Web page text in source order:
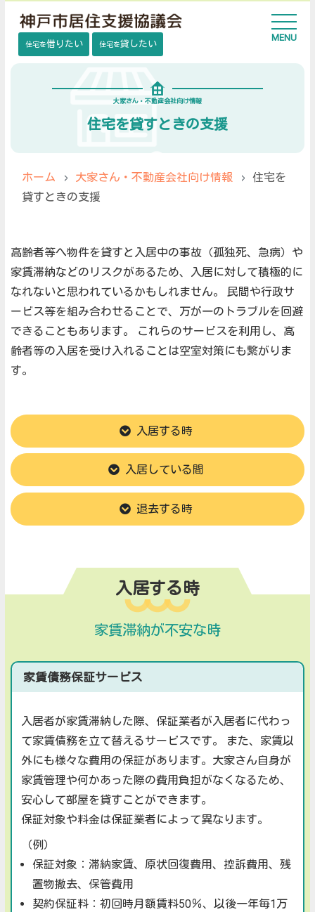
ページ内移動用のリンクです
本文へ移動します
住宅を借りたい 住宅を貸したい
MENU
大家さん・不動産会社向け情報
住宅を貸すときの支援
ホーム 大家さん・不動産会社向け情報
住宅を
貸すときの支援
高齢者等へ物件を貸すと入居中の事故（孤独死、急病）や
家賃滞納などのリスクがあるため、入居に対して積極的に
なれないと思われているかもしれません。民間や行政サ
ービス等を組み合わせることで、万が一のトラブルを回避
できることもあります。 これらのサービスを利用し、高
齢者等の入居を受け入れることは空室対策にも繋がりま
す。
入居する時
入居している間
退去する時
入居する時
家賃滞納が不安な時
家賃債務保証サービス
入居者が家賃滞納した際、保証業者が入居者に代わっ
て家賃債務を立て替えるサービスです。 また、家賃以
外にも様々な費用の保証があります。大家さん自身が
家賃管理や何かあった際の費用負担がなくなるため、
安心して部屋を貸すことができます。
保証対象や料金は保証業者によって異なります。
（例）
保証対象：滞納家賃、原状回復費用、控訴費用、残
置物撤去、保管費用
契約保証料：初回時月額賃料50％、以後一年毎1万